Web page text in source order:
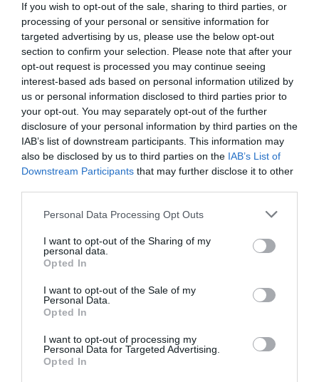
If you wish to opt-out of the sale, sharing to third parties, or
processing of your personal or sensitive information for
targeted advertising by us, please use the below opt-out
section to confirm your selection. Please note that after your
opt-out request is processed you may continue seeing
interest-based ads based on personal information utilized by
us or personal information disclosed to third parties prior to
your opt-out. You may separately opt-out of the further
disclosure of your personal information by third parties on the
IAB’s list of downstream participants. This information may
also be disclosed by us to third parties on the IAB’s List of
Downstream Participants that may further disclose it to other
Please note that this website/app uses one or more Google
not limited to your visit or usage behaviour. You may click to
grant or deny consent to Google and its third-party tags to
use your data for below specified purposes in below Google
consent section.
Personal Data Processing Opt Outs
I want to opt-out of the Sharing of my
personal data.
Opted In
I want to opt-out of the Sale of my
Personal Data.
Opted In
I want to opt-out of processing my
Personal Data for Targeted Advertising.
Opted In
ΑΘΛΗΤΙΚΑ